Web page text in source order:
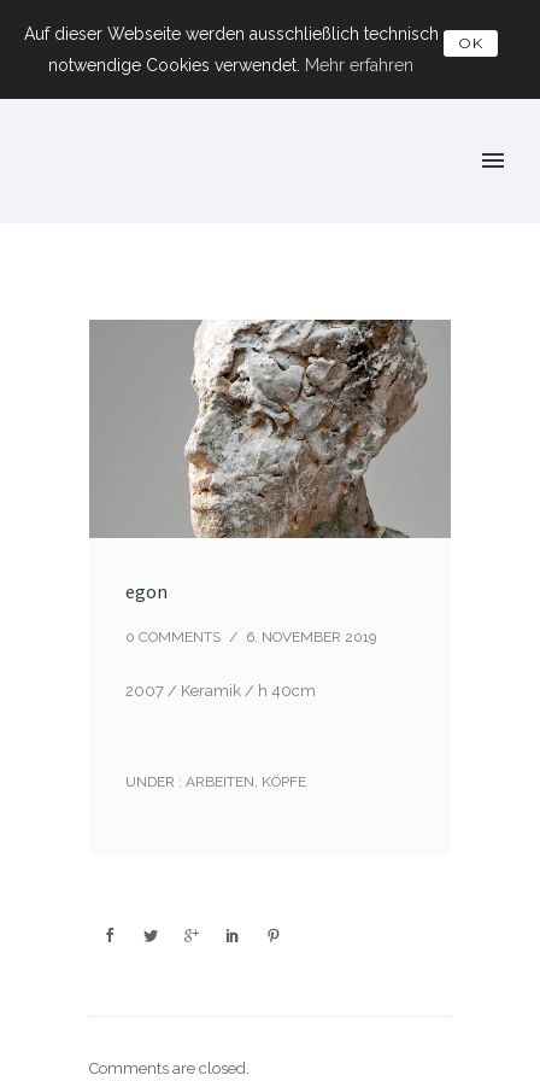
egon
0 COMMENTS / 6. NOVEMBER 2019
2007 / Keramik / h 40cm
UNDER : ARBEITEN, KÖPFE
Comments are closed.
Auf dieser Webseite werden ausschließlich technisch
notwendige Cookies verwendet. Mehr erfahren
OK